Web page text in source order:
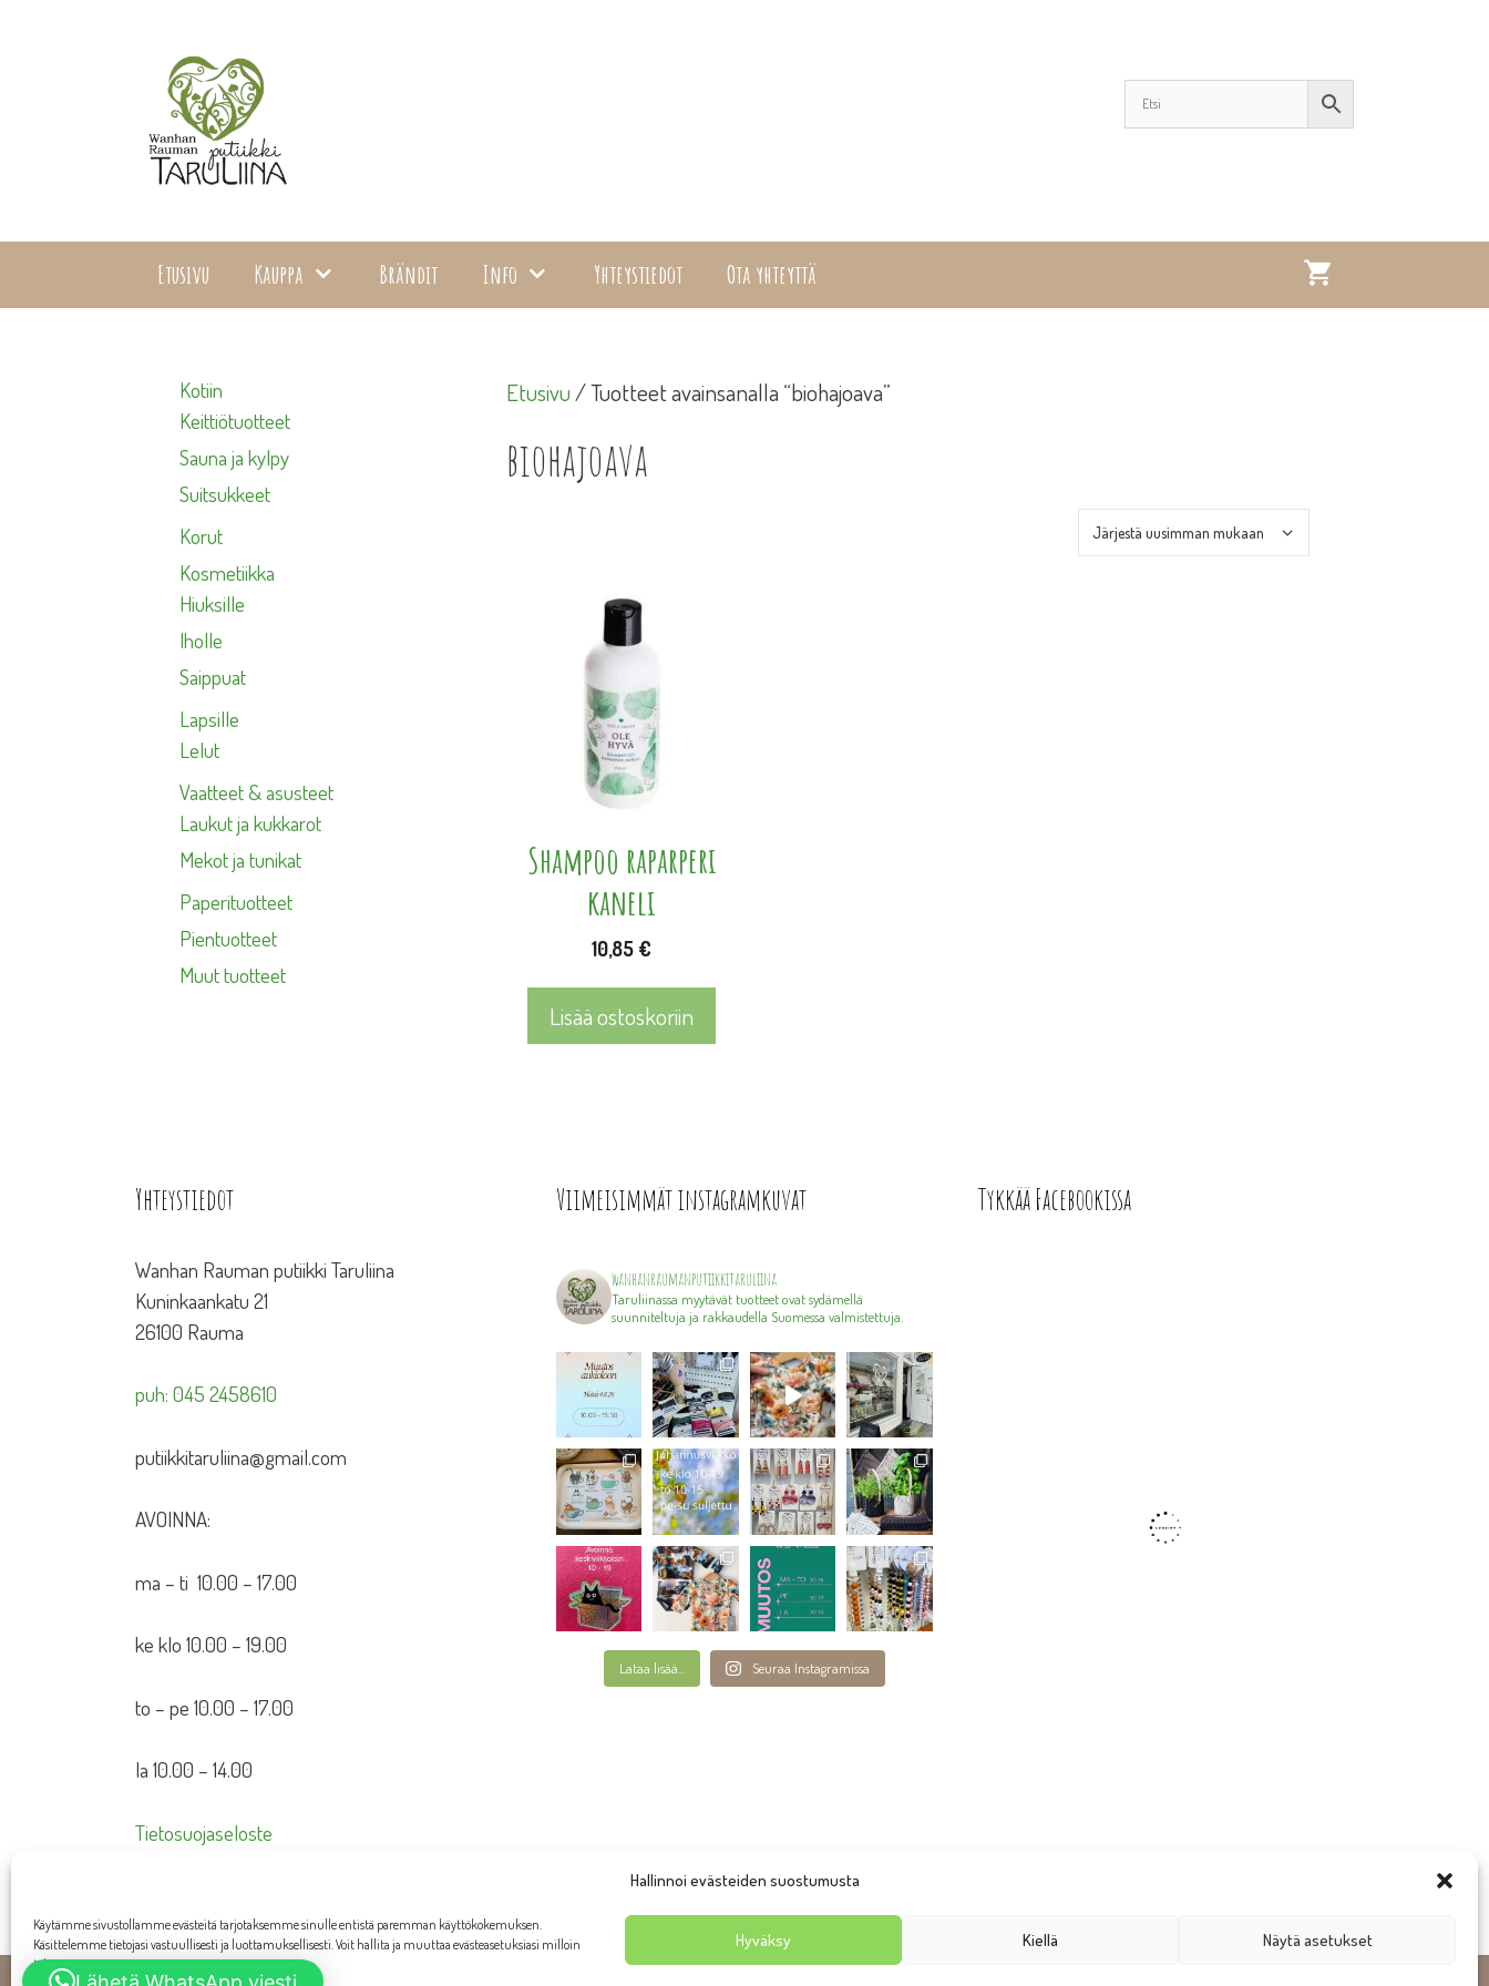
Hallinnoi evästeiden suostumusta
Käytämme sivustollamme evästeitä tarjotaksemme sinulle entistä paremman käyttökokemuksen.
Käsittelemme tietojasi vastuullisesti ja luottamuksellisesti. Voit hallita ja muuttaa evästeasetuksiasi milloin
tahansa.
Hyväksy Kiellä Näytä asetukset
Etusivu Kauppa Brändit Info Yhteystiedot Ota yhteyttä
Etusivu/ Tuotteet avainsanalla “biohajoava”
biohajoava
Shampoo raparperi
kaneli
10,85 €
Lisää ostoskoriin
Kotiin
Keittiötuotteet
Sauna ja kylpy
Suitsukkeet
Korut
Kosmetiikka
Hiuksille
Iholle
Saippuat
Lapsille
Lelut
Vaatteet & asusteet
Laukut ja kukkarot
Mekot ja tunikat
Paperituotteet
Pientuotteet
Muut tuotteet
Yhteystiedot
Wanhan Rauman putiikki Taruliina
Kuninkaankatu 21
26100 Rauma
puh: 045 2458610
putiikkitaruliina@gmail.com
AVOINNA:
ma – ti 10.00 – 17.00
ke klo 10.00 – 19.00
to – pe 10.00 – 17.00
la 10.00 – 14.00
Tietosuojaseloste
Viimeisimmät instagramkuvat
wanhanraumanputiikkitaruliina
Taruliinassa myytävät tuotteet ovat sydämellä
suunniteltuja ja rakkaudella Suomessa valmistettuja.
Lataa lisää... Seuraa Instagramissa
Tykkää Facebookissa